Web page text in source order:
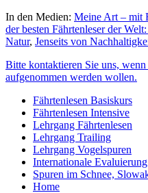
In den Medien: Meine Art – mit
der besten Fährtenleser der
Natur, Jenseits von
Bitte kontaktieren Sie uns,
aufgenommen werden wollen.
Fährtenlesen Basiskurs
Fährtenlesen Intensive
Lehrgang Fährtenlesen
Lehrgang Trailing
Lehrgang Vogelspuren
Internationale Evaluierung
Spuren im Schnee,
Home